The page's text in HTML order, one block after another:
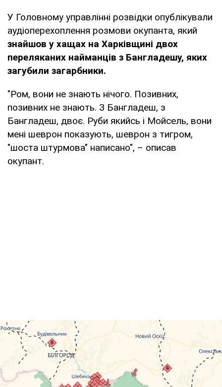
У Головному управлінні розвідки опублікували
аудіоперехоплення розмови окупанта, який
знайшов у хащах на Харківщині двох
переляканих найманців з Бангладешу, яких
загубили загарбники.
"Ром, вони не знають нічого. Позивних,
позивних не знають. З Бангладеш, з
Бангладеш, двоє. Руби якийсь і Мойсель, вони
мені шеврон показують, шеврон з тигром,
"шоста штурмова" написано", – описав
окупант.